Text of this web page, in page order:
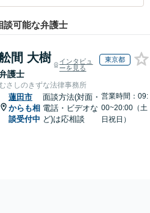
談可能な弁護士
間 大樹
護士
インタビュ
ーを見る
東京都
さしのきずな法律事務所
蓮田市
からも相
談受付中
面談方法(対面・
電話・ビデオな
ど)は応相談
営業時間：09:
00~20:00（土
日祝日）